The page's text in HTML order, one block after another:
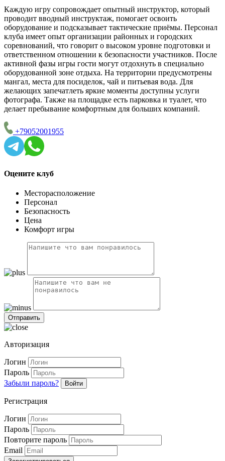
Каждую игру сопровождает опытный инструктор, который
проводит вводный инструктаж, помогает освоить
оборудование и подсказывает тактические приёмы. Персонал
клуба имеет опыт организации районных и городских
соревнований, что говорит о высоком уровне подготовки и
ответственном отношении к безопасности участников. После
активной фазы игры гости могут отдохнуть в специально
оборудованной зоне отдыха. На территории предусмотрены
мангал, места для посиделок, чай и питьевая вода. Для
желающих запечатлеть яркие моменты доступны услуги
фотографа. Также на площадке есть парковка и туалет, что
делает пребывание комфортным для больших компаний.
+79052001955
Оцените клуб
Месторасположение
Персонал
Безопасность
Цена
Комфорт игры
Авторизация
Логин
Пароль
Забыли пароль?
Войти
Регистрация
Логин
Пароль
Повторите пароль
Email